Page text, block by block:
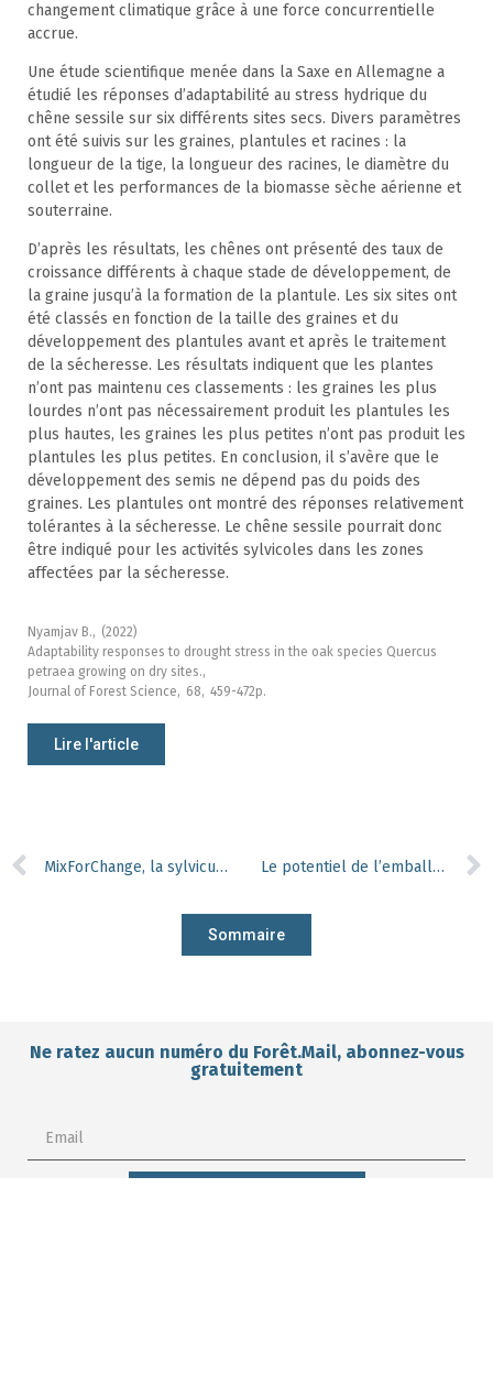
changement climatique grâce à une force concurrentielle
accrue.
Une étude scientifique menée dans la Saxe en Allemagne a
étudié les réponses d’adaptabilité au stress hydrique du
chêne sessile sur six différents sites secs. Divers paramètres
ont été suivis sur les graines, plantules et racines : la
longueur de la tige, la longueur des racines, le diamètre du
collet et les performances de la biomasse sèche aérienne et
souterraine.
D’après les résultats, les chênes ont présenté des taux de
croissance différents à chaque stade de développement, de
la graine jusqu’à la formation de la plantule. Les six sites ont
été classés en fonction de la taille des graines et du
développement des plantules avant et après le traitement
de la sécheresse. Les résultats indiquent que les plantes
n’ont pas maintenu ces classements : les graines les plus
lourdes n’ont pas nécessairement produit les plantules les
plus hautes, les graines les plus petites n’ont pas produit les
plantules les plus petites. En conclusion, il s’avère que le
développement des semis ne dépend pas du poids des
graines. Les plantules ont montré des réponses relativement
tolérantes à la sécheresse. Le chêne sessile pourrait donc
être indiqué pour les activités sylvicoles dans les zones
affectées par la sécheresse.
Nyamjav B., (2022)
Adaptability responses to drought stress in the oak species Quercus
petraea growing on dry sites.,
Journal of Forest Science, 68, 459-472p.
Lire l'article
MixForChange, la sylviculture mélangée à couvert continu en situation méditerranéenne Le potentiel de l’emballage bois
Sommaire
Ne ratez aucun numéro du Forêt.Mail, abonnez-vous
gratuitement